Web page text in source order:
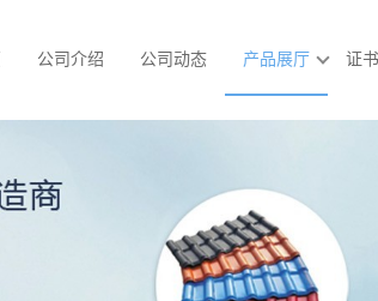
公司介绍 公司动态 产品展厅 证